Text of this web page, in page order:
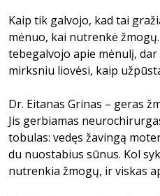
Kaip tik galvojo, kad tai
mėnuo, kai nutrenkė
tebegalvojo apie mėnulį,
mirksniu liovėsi, kaip
Dr. Eitanas Grinas – geras
Jis gerbiamas
tobulas: vedęs žavingą
du nuostabius sūnus. Kol
nutrenkia žmogų, ir viskas